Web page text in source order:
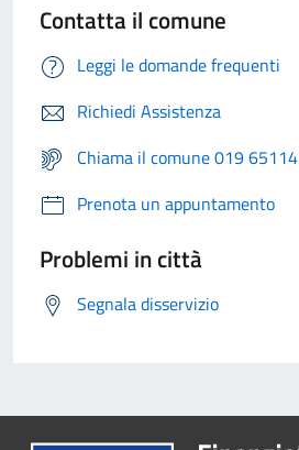
Contatta il comune
Leggi le domande frequenti
Richiedi Assistenza
Chiama il comune 019 65114
Prenota un appuntamento
Problemi in città
Segnala disservizio